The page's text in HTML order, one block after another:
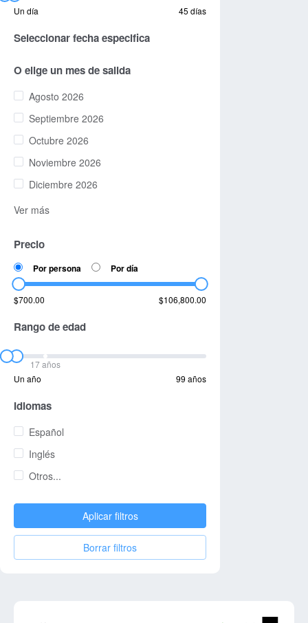
Un día 45 días
Seleccionar fecha especifica
O elige un mes de salida
Agosto 2026
Septiembre 2026
Octubre 2026
Noviembre 2026
Diciembre 2026
Ver más
Precio
Por persona Por día
$700.00 $106,800.00
Rango de edad
17 años
Un año
99 años
Idiomas
Español
Inglés
Otros...
Aplicar filtros
Borrar filtros